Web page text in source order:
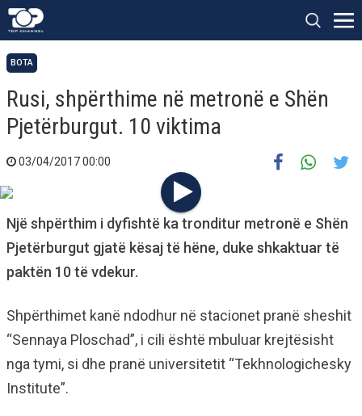
BOTA
Rusi, shpërthime në metronë e Shën
Pjetërburgut. 10 viktima
03/04/2017 00:00
Një shpërthim i dyfishtë ka tronditur metronë e Shën
Pjetërburgut gjatë kësaj të hëne, duke shkaktuar të
paktën 10 të vdekur.
Shpërthimet kanë ndodhur në stacionet pranë sheshit
“Sennaya Ploschad”, i cili është mbuluar krejtësisht
nga tymi, si dhe pranë universitetit “Tekhnologichesky
Institute”.